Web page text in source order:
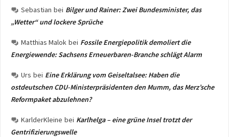
Sebastian bei Bilger und Rainer: Zwei Bundesminister, das
„Wetter“ und lockere Sprüche
Matthias Malok bei Fossile Energiepolitik demoliert die
Energiewende: Sachsens Erneuerbaren-Branche schlägt Alarm
Urs bei Eine Erklärung vom Geiseltalsee: Haben die
ostdeutschen CDU-Ministerpräsidenten den Mumm, das Merz’sche
Reformpaket abzulehnen?
KarlderKleine bei Karlhelga – eine grüne Insel trotzt der
Gentrifizierungswelle